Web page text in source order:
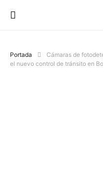
Portada
Cámaras de
el nuevo control de tránsito en